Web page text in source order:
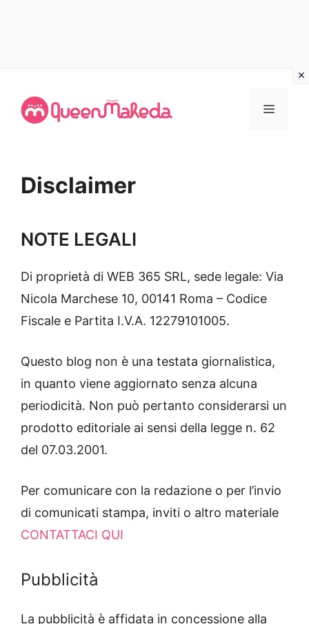
contenuto
MENU
Disclaimer
NOTE LEGALI
Di proprietà di WEB 365 SRL, sede legale: Via
Nicola Marchese 10, 00141 Roma – Codice
Fiscale e Partita I.V.A. 12279101005.
Questo blog non è una testata giornalistica,
in quanto viene aggiornato senza alcuna
periodicità. Non può pertanto considerarsi un
prodotto editoriale ai sensi della legge n. 62
del 07.03.2001.
Per comunicare con la redazione o per l’invio
di comunicati stampa, inviti o altro materiale
CONTATTACI QUI
Pubblicità
La pubblicità è affidata in concessione alla